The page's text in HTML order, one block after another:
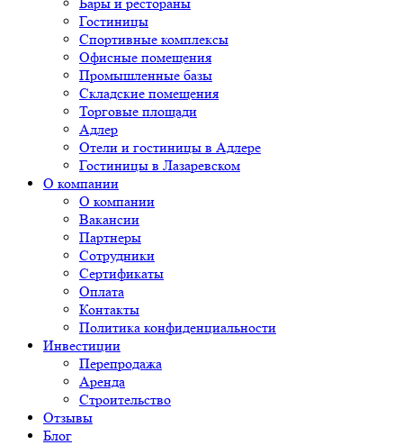
Гостиницы
Спортивные комплексы
Офисные помещения
Промышленные базы
Складские помещения
Торговые площади
Адлер
Отели и гостиницы в Адлере
Гостиницы в Лазаревском
О компании
О компании
Вакансии
Партнеры
Сотрудники
Сертификаты
Оплата
Контакты
Политика конфиденциальности
Инвестиции
Перепродажа
Аренда
Строительство
Отзывы
Блог